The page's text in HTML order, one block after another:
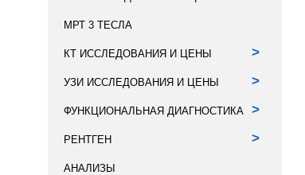
МРТ 3 ТЕСЛА
КТ ИССЛЕДОВАНИЯ И ЦЕНЫ >
УЗИ ИССЛЕДОВАНИЯ И ЦЕНЫ >
ФУНКЦИОНАЛЬНАЯ ДИАГНОСТИКА >
РЕНТГЕН >
АНАЛИЗЫ